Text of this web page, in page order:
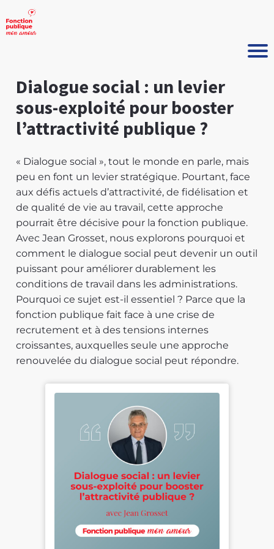
Dialogue social : un levier
sous-exploité pour booster
l’attractivité publique ?
« Dialogue social », tout le monde en parle, mais
peu en font un levier stratégique. Pourtant, face
aux défis actuels d’attractivité, de fidélisation et
de qualité de vie au travail, cette approche
pourrait être décisive pour la fonction publique.
Avec Jean Grosset, nous explorons pourquoi et
comment le dialogue social peut devenir un outil
puissant pour améliorer durablement les
conditions de travail dans les administrations.
Pourquoi ce sujet est-il essentiel ? Parce que la
fonction publique fait face à une crise de
recrutement et à des tensions internes
croissantes, auxquelles seule une approche
renouvelée du dialogue social peut répondre.